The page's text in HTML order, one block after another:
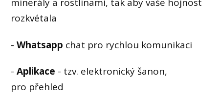
rozkvétala
-Whatsapp chat pro rychlou komunikaci
-Aplikace - tzv. elektronický šanon,
pro přehled